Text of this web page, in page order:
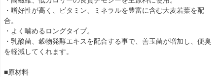
・嗜好性が高く、ビタミン、ミネラルを豊富に含む大麦若葉を配
合。
・よく噛めるロングタイプ。
・乳酸菌、穀物発酵エキスを配合する事で、善玉菌が増加し、便臭
を軽減してくれます。
■原材料